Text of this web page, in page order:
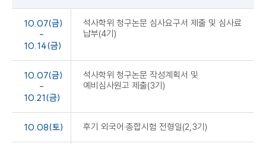
10.07(금)
-
10.14(금)
석사학위 청구논문 심사요구서 제출 및 심사료
납부(4기)
10.07(금)
-
10.21(금)
석사학위 청구논문 작성계획서 및
예비심사원고 제출(3기)
10.08(토) 후기 외국어·종합시험 전형일(2,3기)